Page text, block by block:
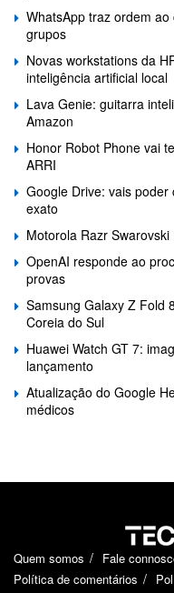
WhatsApp traz ordem
grupos
Novas workstations da
inteligência artificial local
Lava Genie: guitarra
Amazon
Honor Robot Phone vai
ARRI
Google Drive: vais
exato
Motorola Razr
OpenAI responde ao
provas
Samsung Galaxy Z Fold
Coreia do Sul
Huawei Watch GT 7:
lançamento
Atualização do Google
médicos
Quem somos Fale
Política de comentários